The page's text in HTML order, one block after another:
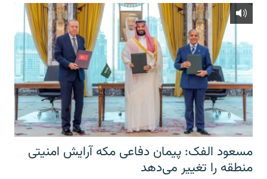
مسعود الفک: پیمان دفاعی مکه آرایش امنیتی
منطقه را تغییر می‌دهد